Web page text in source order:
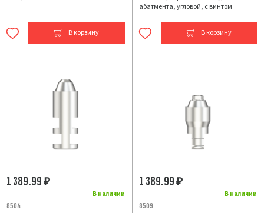
В корзину
абатмента, угловой, с винтом
В корзину
В наличии
1 389.99₽
8504
В наличии
1 389.99₽
8509